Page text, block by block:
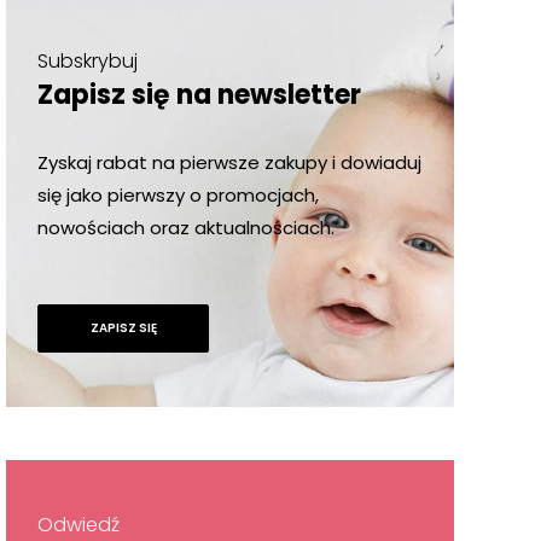
Subskrybuj
Zapisz się na newsletter
Zyskaj rabat na pierwsze zakupy i dowiaduj
się jako pierwszy o promocjach,
nowościach oraz aktualnościach.
ZAPISZ SIĘ
Odwiedź